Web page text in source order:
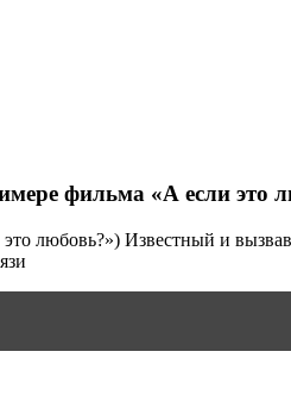
фильма «А если это
любовь?») Известный и